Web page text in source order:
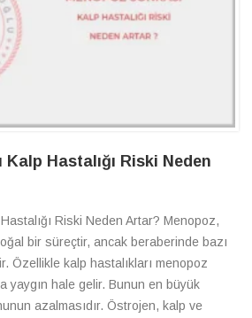
Kalp Hastalığı Riski Neden
Riski Neden Artar? Menopoz,
bir süreçtir, ancak beraberinde bazı
Özellikle kalp hastalıkları menopoz
yaygın hale gelir. Bunun en büyük
azalmasıdır. Östrojen, kalp ve